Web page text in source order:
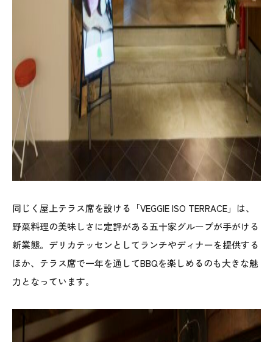
同じく屋上テラス席を設ける「VEGGIE ISO TERRACE」は、
野菜料理の美味しさに定評がある五十家グループが手がける
新業態。デリカテッセンとしてランチやディナーを提供する
ほか、テラス席で一年を通してBBQを楽しめるのも大きな魅
力となっています。